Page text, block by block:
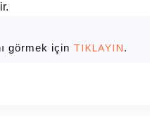
görmek için TIKLAYIN.